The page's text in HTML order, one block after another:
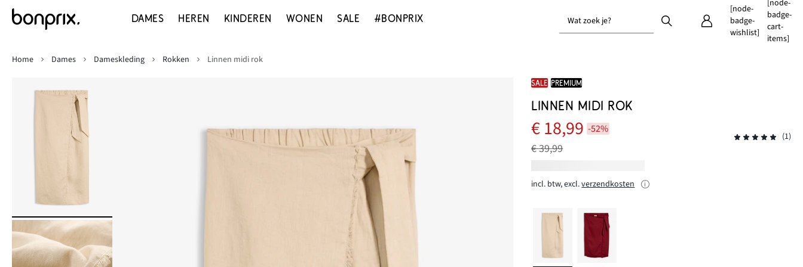
DAMES HEREN KINDEREN WONEN SALE #BONPRIX Wat zoek je?
[node-
badge-
wishlist]
[node-
badge-
cart-
items]
Home
Dames Dameskleding Rokken Linnen midi rok
SALE PREMIUM
LINNEN MIDI ROK
€ 18,99 -52%
€ 39,99
(1)
incl. btw, excl.verzendkosten